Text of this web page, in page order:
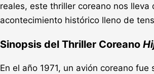
reales, este thriller coreano nos lleva
acontecimiento histórico lleno de
Sinopsis del Thriller Coreano
En el año 1971, un avión coreano fue